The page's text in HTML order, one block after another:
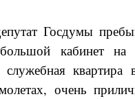
Госдумы
кабинет
служебная
очень